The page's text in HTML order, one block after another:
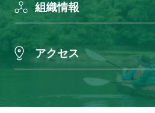
組織情報
アクセス